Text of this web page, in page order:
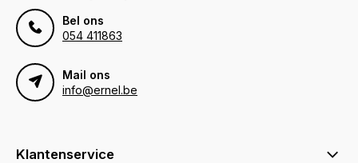
Bel ons
054 411863
Mail ons
info@ernel.be
Klantenservice